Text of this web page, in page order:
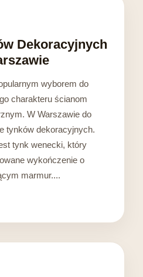
Dekoracyjnych
wyborem do
charakteru ścianom
W Warszawie do
tynków dekoracyjnych.
tynk wenecki, który
wykończenie o
marmur....